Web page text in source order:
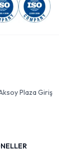
Plaza Giriş